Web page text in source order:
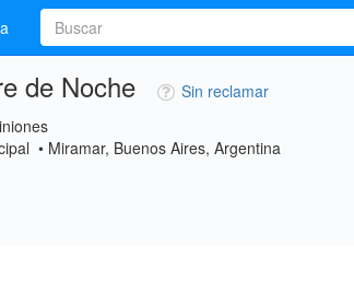
de Noche
Sin reclamar
• Miramar, Buenos Aires, Argentina